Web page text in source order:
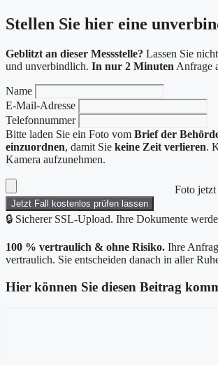
Stellen Sie hier eine
Geblitzt an dieser Messstelle? Lassen Sie
und unverbindlich. In nur 2 Minuten Anfrage
Name
E-Mail-Adresse
Telefonnummer
Bitte laden Sie ein Foto vom Brief der
einzuordnen, damit Sie keine Zeit verlieren.
Kamera aufzunehmen.
Foto jetzt
Jetzt Fall kostenlos prüfen lassen
🔒 Sicherer SSL-Upload. Ihre Dokumente
100 % vertraulich & ohne Risiko. Ihre
vertraulich. Sie entscheiden danach in aller
Hier können Sie diesen Beitrag